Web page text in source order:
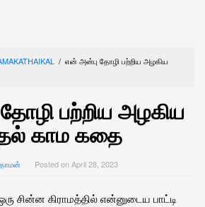
/ என் அன்பு தோழி பற்றிய அழகிய
பற்றிய அழகிய
காம கதை
Posted on April 28, 2023
சின்ன கிராமத்தில் என்னுடைய பாட்டி